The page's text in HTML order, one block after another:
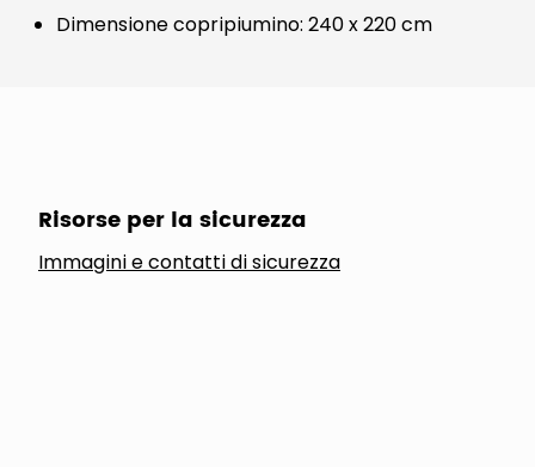
Dimensione copripiumino: 240 x 220 cm
Risorse per la sicurezza
Immagini e contatti di sicurezza